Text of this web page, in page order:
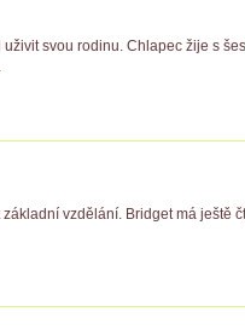
svou rodinu. Chlapec žije s
vzdělání. Bridget má ještě